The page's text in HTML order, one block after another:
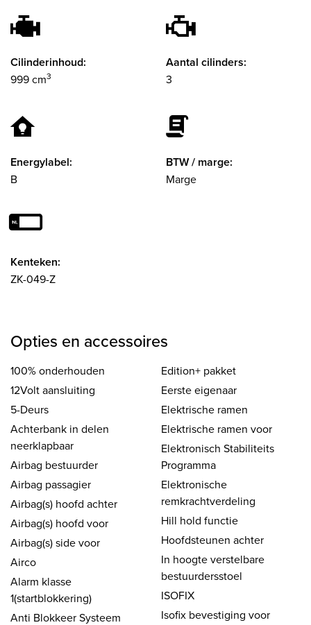
Cilinderinhoud:
999 cm3
Aantal cilinders:
3
Energylabel:
B
BTW / marge:
Marge
Kenteken:
ZK-049-Z
Opties en accessoires
100% onderhouden
12Volt aansluiting
5-Deurs
Achterbank in delen
neerklapbaar
Airbag bestuurder
Airbag passagier
Airbag(s) hoofd achter
Airbag(s) hoofd voor
Airbag(s) side voor
Airco
Alarm klasse
1(startblokkering)
Anti Blokkeer Systeem
Edition+ pakket
Eerste eigenaar
Elektrische ramen
Elektrische ramen voor
Elektronisch Stabiliteits
Programma
Elektronische
remkrachtverdeling
Hill hold functie
Hoofdsteunen achter
In hoogte verstelbare
bestuurdersstoel
ISOFIX
Isofix bevestiging voor